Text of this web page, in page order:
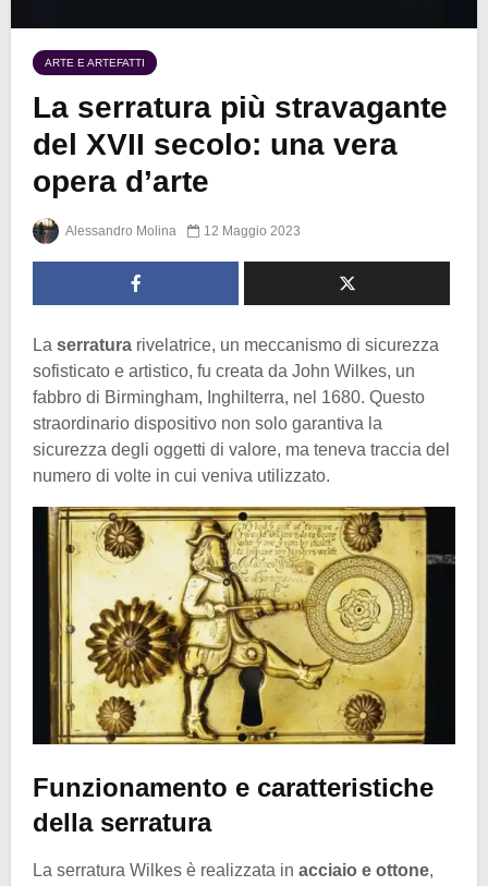
ARTE E ARTEFATTI
La serratura più stravagante
del XVII secolo: una vera
opera d’arte
Alessandro Molina 12 Maggio 2023
La serratura rivelatrice, un meccanismo di sicurezza
sofisticato e artistico, fu creata da John Wilkes, un
fabbro di Birmingham, Inghilterra, nel 1680. Questo
straordinario dispositivo non solo garantiva la
sicurezza degli oggetti di valore, ma teneva traccia del
numero di volte in cui veniva utilizzato.
Funzionamento e caratteristiche
della serratura
La serratura Wilkes è realizzata in acciaio e ottone,